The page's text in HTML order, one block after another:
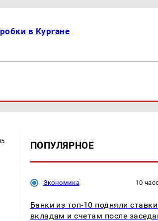
в Кургане
ПОПУЛЯРНОЕ
Экономика 10
Банки из топ-10 подняли
вкладам и счетам после